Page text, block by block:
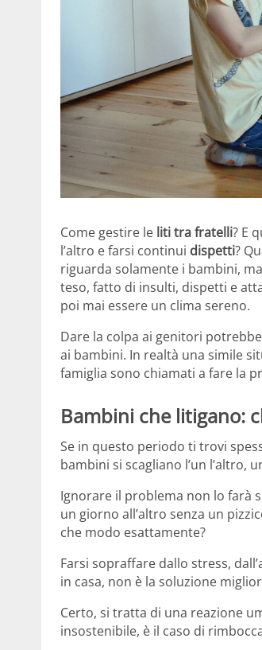
Come gestire le liti tra fratelli? E
l’altro e farsi continui dispetti?
riguarda solamente i bambini,
teso, fatto di insulti, dispetti e
poi mai essere un clima sereno.
Dare la colpa ai genitori
ai bambini. In realtà una simile
famiglia sono chiamati a fare la
Bambini che litigano:
Se in questo periodo ti trovi
bambini si scagliano l’un l’altro,
Ignorare il problema non lo farà
un giorno all’altro senza un
che modo esattamente?
Farsi sopraffare dallo stress,
in casa, non è la soluzione
Certo, si tratta di una reazione
insostenibile, è il caso di